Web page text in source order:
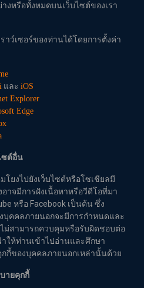
งหรือทั้งหมดบนเว็บไซต์ของเรา
าว์เซอร์ของท่านได้โดยการตั้งค่า
และ iOS
Explorer
Edge
ซต์อื่น
โยงไปยังเว็บไซต์หรือโซเชียลมี
าจมีการฝังเนื้อหาหรือวีดีโอที่มา
หรือ Facebook เป็นต้น ซึ่ง
บุคคลภายนอกจะมีการกำหนดและ
ม่สามารถควบคุมหรือรับผิดชอบต่อ
ให้ท่านเข้าไปอ่านและศึกษา
กี้ของบุคคลภายนอกเหล่านั้นด้วย
ายคุกกี้